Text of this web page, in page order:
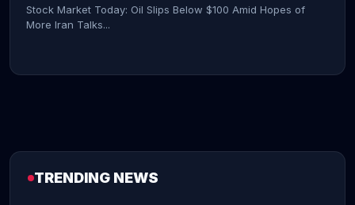
Stock Market Today: Oil Slips Below $100 Amid Hopes of
More Iran Talks...
TRENDING NEWS